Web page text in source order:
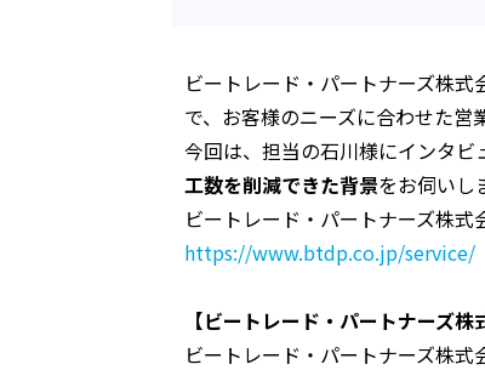
ビートレード・パートナーズ株
で、お客様のニーズに合わせた営
今回は、担当の石川様にインタビ
工数を削減できた背景をお伺いし
ビートレード・パートナーズ株
https://www.btdp.co.jp/service/
【ビートレード・パートナーズ
ビートレード・パートナーズ株